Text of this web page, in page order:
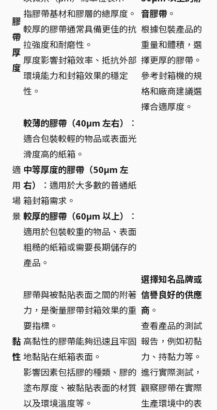
膠
帶
厚
度
指膠帶基材和膠層的總厚度。
較厚的膠帶通常具備更佳的抗
拉強度和耐磨性。
厚度影響封箱效率、抵抗外部
環境能力和封箱效果的穩定
性。
音膠帶 。
根據包裝產品的
重量和體積，選
擇更厚的膠帶。
參考封箱機的規
格和廠商建議選
擇合適厚度。
適
用
場
景
較薄的膠帶（40μm 左右）
：
適合包裝較輕的物品或表面光
滑度高的紙箱。
中等厚度的膠帶（50μm 左
右）
：適用於大多數的普通紙
箱封箱需求。
較厚的膠帶（60μm 以上）
：
適用於包裝較重的物品、表面
粗糙的紙箱或需要長期儲存的
產品。
黏
性
膠帶與被黏貼表面之間的附著
力，是衡量膠帶封箱效果的重
要指標。
高黏性的膠帶能夠迅速且牢固
地黏貼在紙箱表面。
影響因素包括膠的種類、膠的
塗布厚度、被黏貼表面的材質
以及環境溫度等。
選擇知名品牌或
信譽良好的供應
商 。
查看產品的測試
報告，例如初黏
力、持黏力等。
進行實際測試，
觀察膠帶在實際
生產環境中的表